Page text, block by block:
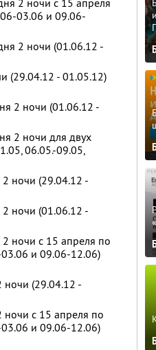
2 ночи с 15 апреля
03.06 и 09.06-
2 ночи (01.06.12 -
(29.04.12 - 01.05.12)
2 ночи (01.06.12 -
2 ночи для двух
06.05.-09.05,
ночи (29.04.12 -
ночи (01.06.12 -
ночи с 15 апреля по
и 09.06-12.06)
ночи (29.04.12 -
с 15 апреля по
и 09.06-12.06)